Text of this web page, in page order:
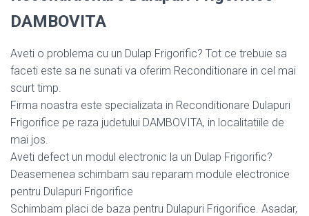
DAMBOVITA
Aveti o problema cu un Dulap Frigorific? Tot ce trebuie sa
faceti este sa ne sunati va oferim Reconditionare in cel mai
scurt timp.
Firma noastra este specializata in Reconditionare Dulapuri
Frigorifice pe raza judetului DAMBOVITA, in localitatiile de
mai jos.
Aveti defect un modul electronic la un Dulap Frigorific?
Deasemenea schimbam sau reparam module electronice
pentru Dulapuri Frigorifice
Schimbam placi de baza pentru Dulapuri Frigorifice. Asadar,